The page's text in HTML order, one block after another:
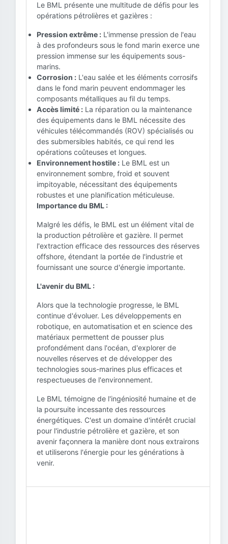
Le BML présente une multitude de défis pour les
opérations pétrolières et gazières :
Pression extrême : L'immense pression de l'eau
à des profondeurs sous le fond marin exerce une
pression immense sur les équipements sous-
marins.
Corrosion : L'eau salée et les éléments corrosifs
dans le fond marin peuvent endommager les
composants métalliques au fil du temps.
Accès limité : La réparation ou la maintenance
des équipements dans le BML nécessite des
véhicules télécommandés (ROV) spécialisés ou
des submersibles habités, ce qui rend les
opérations coûteuses et longues.
Environnement hostile : Le BML est un
environnement sombre, froid et souvent
impitoyable, nécessitant des équipements
robustes et une planification méticuleuse.
Importance du BML :
Malgré les défis, le BML est un élément vital de
la production pétrolière et gazière. Il permet
l'extraction efficace des ressources des réserves
offshore, étendant la portée de l'industrie et
fournissant une source d'énergie importante.
L'avenir du BML :
Alors que la technologie progresse, le BML
continue d'évoluer. Les développements en
robotique, en automatisation et en science des
matériaux permettent de pousser plus
profondément dans l'océan, d'explorer de
nouvelles réserves et de développer des
technologies sous-marines plus efficaces et
respectueuses de l'environnement.
Le BML témoigne de l'ingéniosité humaine et de
la poursuite incessante des ressources
énergétiques. C'est un domaine d'intérêt crucial
pour l'industrie pétrolière et gazière, et son
avenir façonnera la manière dont nous extrairons
et utiliserons l'énergie pour les générations à
venir.